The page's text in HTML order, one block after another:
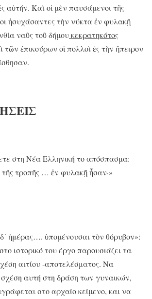
αὐτήν. Καὶ οἱ μὲν παυσάμενοι τῆς
ἡσυχάσαντες τὴν νύκτα ἐν φυλακῇ
ναῦς τοῦ δήμουκεκρατηκότος
τῶν ἐπικούρων οἱ πολλοὶ ἐς τὴν ἤπειρον
στη Νέα Ελληνική το απόσπασμα:
τῆς τροπῆς … ἐν φυλακῇ ἦσαν·»
ἡμέρας…. ὑπομένουσαι τὸν θόρυβον»:
ιστορικό του έργο παρουσιάζει τα
αιτίου -αποτελέσματος. Να
σχέση αυτή στη δράση των γυναικών,
στο αρχαίο κείμενο, και να